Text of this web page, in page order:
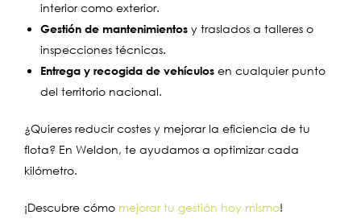
interior como exterior.
Gestión de mantenimientos y traslados a talleres o
inspecciones técnicas.
Entrega y recogida de vehículos en cualquier punto
del territorio nacional.
¿Quieres reducir costes y mejorar la eficiencia de tu
flota? En Weldon, te ayudamos a optimizar cada
kilómetro.
¡Descubre cómo mejorar tu gestión hoy mismo!